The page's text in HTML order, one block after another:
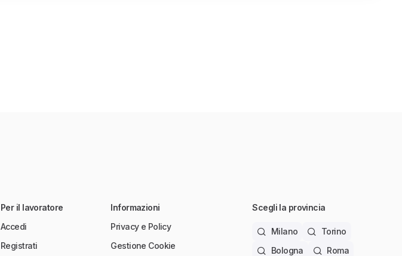
Per il lavoratore
Accedi
Registrati
Informazioni
Privacy e Policy
Gestione Cookie
Scegli la provincia
Milano
Torino
Bologna
Roma